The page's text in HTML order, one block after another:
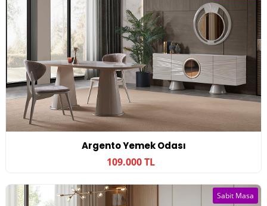
Argento Yemek Odası
109.000 TL
Sabit Masa